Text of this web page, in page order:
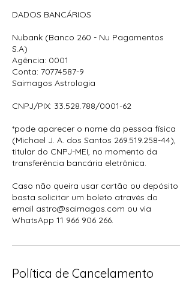
DADOS BANCÁRIOS
Nubank (Banco 260 - Nu Pagamentos
S.A)
Agência: 0001
Conta: 70774587-9
Saimagos Astrologia
CNPJ/PIX: 33.528.788/0001-62
*pode aparecer o nome da pessoa física
(Michael J. A. dos Santos 269.519.258-44),
titular do CNPJ-MEI, no momento da
transferência bancária eletrônica.
Caso não queira usar cartão ou depósito
basta solicitar um boleto através do
email astro@saimagos.com ou via
WhatsApp 11 966 906 266.
Política de Cancelamento